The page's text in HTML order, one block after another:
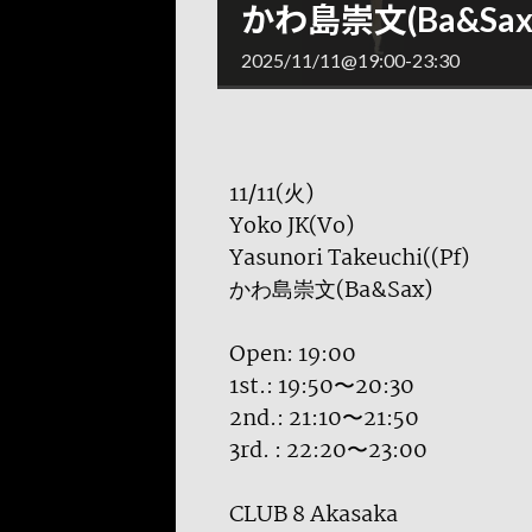
かわ島崇文
2025/11/11@19:00-23:30
11/11(火)
Yoko JK(Vo)
Yasunori Takeuchi((Pf)
かわ島崇文(Ba&Sax)
Open: 19:00
1st.: 19:50〜20:30
2nd.: 21:10〜21:50
3rd. : 22:20〜23:00
CLUB 8 Akasaka